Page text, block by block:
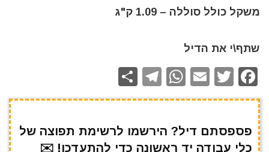
משקל כולל סוללה – 1.09 ק"ג
שתף\י את הדיל
F
a
e
T
w
te
E
m
l
W
h
s
T
el
gr
h
e
פספסתם דיל? הירשמו לרשימת תפוצה של
כלי עבודה יד ראשונה כדי להתעדכן! ✉️